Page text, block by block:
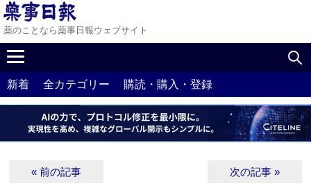
薬のことなら薬事日報ウェブサイト
新着 全カテゴリー 購読・購入・登録
« 前の記事 次の記事 »